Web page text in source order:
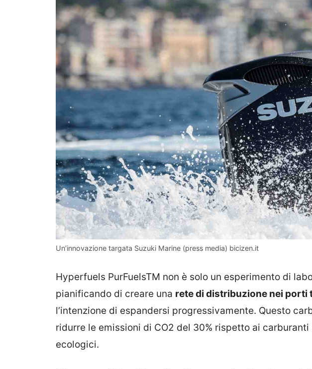
Un’innovazione targata Suzuki Marine (press media) bicizen.it
Hyperfuels PurFuelsTM non è solo un esperimento di
pianificando di creare una rete di distribuzione nei porti
l’intenzione di espandersi progressivamente. Questo
ridurre le emissioni di CO2 del 30% rispetto ai carburanti
ecologici.